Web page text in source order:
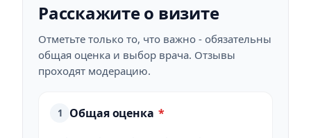
Расскажите о визите
Отметьте только то, что важно - обязательны
общая оценка и выбор врача. Отзывы
проходят модерацию.
1 Общая оценка *